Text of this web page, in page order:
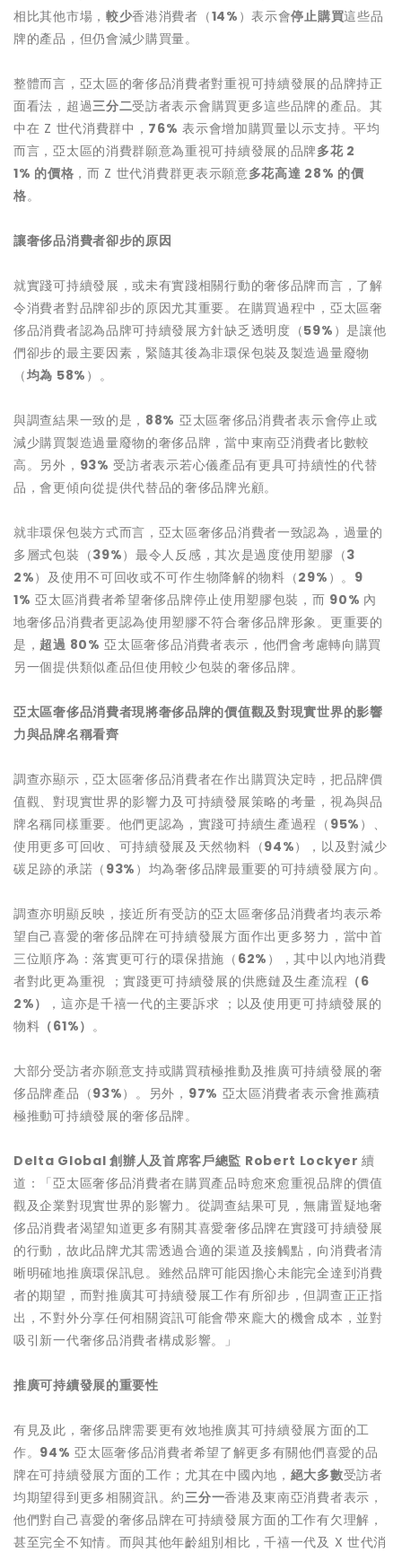
相比其他市場， 較少香港消費者（14% ）表示會停止購買這些品
牌的產品，但仍會減少購買量。
整體而言，亞太區的奢侈品消費者對重視可持續發展的品牌持正
面看法，超過三分二受訪者表示會購買更多這些品牌的產品。其
中在 Z 世代消費群中， 76% 表示會增加購買量以示支持。平均
而言，亞太區的消費群願意為重視可持續發展的品牌多花 2
1% 的價格 ，而 Z 世代消費群更表示願意多花高達 28% 的價
格。
讓奢侈品消費者卻步的原因
就實踐可持續發展，或未有實踐相關行動的奢侈品牌而言，了解
令消費者對品牌卻步的原因尤其重要。在購買過程中，亞太區奢
侈品消費者認為品牌可持續發展方針缺乏透明度（59% ）是讓他
們卻步的最主要因素，緊隨其後為非環保包裝及製造過量廢物
（均為 58% ）。
與調查結果一致的是， 88% 亞太區奢侈品消費者表示會停止或
減少購買製造過量廢物的奢侈品牌，當中東南亞消費者比數較
高。另外， 93% 受訪者表示若心儀產品有更具可持續性的代替
品，會更傾向從提供代替品的奢侈品牌光顧。
就非環保包裝方式而言，亞太區奢侈品消費者一致認為，過量的
多層式包裝（39%）最令人反感，其次是過度使用塑膠（3
2%）及使用不可回收或不可作生物降解的物料（29% ）。 9
1% 亞太區消費者希望奢侈品牌停止使用塑膠包裝，而 90% 內
地奢侈品消費者更認為使用塑膠不符合奢侈品牌形象。更重要的
是， 超過 80% 亞太區奢侈品消費者表示，他們會考慮轉向購買
另一個提供類似產品但使用較少包裝的奢侈品牌。
亞太區奢侈品消費者現將奢侈品牌的價值觀及對現實世界的影響
力與品牌名稱看齊
調查亦顯示，亞太區奢侈品消費者在作出購買決定時，把品牌價
值觀、對現實世界的影響力及可持續發展策略的考量，視為與品
牌名稱同樣重要。他們更認為，實踐可持續生產過程（ 95% ）、
使用更多可回收、可持續發展及天然物料（94%），以及對減少
碳足跡的承諾（ 93% ）均為奢侈品牌最重要的可持續發展方向。
調查亦明顯反映，接近所有受訪的亞太區奢侈品消費者均表示希
望自己喜愛的奢侈品牌在可持續發展方面作出更多努力，當中首
三位順序為：落實更可行的環保措施（ 62% ），其中以內地消費
者對此更為重視 ；實踐更可持續發展的供應鏈及生產流程 （6
2%）
，這亦是千禧一代的主要訴求 ；以及使用更可持續發展的
物料 （61%） 。
大部分受訪者亦願意支持或購買積極推動及推廣可持續發展的奢
侈品牌產品（93%）。另外， 97% 亞太區消費者表示會推薦積
極推動可持續發展的奢侈品牌。
Delta Global創辦人及首席客戶總監 Robert Lockyer續
道：「亞太區奢侈品消費者在購買產品時愈來愈重視品牌的價值
觀及企業對現實世界的影響力。從調查結果可見，無庸置疑地奢
侈品消費者渴望知道更多有關其喜愛奢侈品牌在實踐可持續發展
的行動，故此品牌尤其需透過合適的渠道及接觸點，向消費者清
晰明確地推廣環保訊息。雖然品牌可能因擔心未能完全達到消費
者的期望，而對推廣其可持續發展工作有所卻步，但調查正正指
出，不對外分享任何相關資訊可能會帶來龐大的機會成本，並對
吸引新一代奢侈品消費者構成影響。」
推廣可持續發展的重要性
有見及此，奢侈品牌需要更有效地推廣其可持續發展方面的工
作。 94% 亞太區奢侈品消費者希望了解更多有關他們喜愛的品
牌在可持續發展方面的工作；尤其在中國內地， 絕大多數受訪者
均期望得到更多相關資訊。約三分一香港及東南亞消費者表示，
他們對自己喜愛的奢侈品牌在可持續發展方面的工作有欠理解，
甚至完全不知情。而與其他年齡組別相比，千禧一代及 X 世代消